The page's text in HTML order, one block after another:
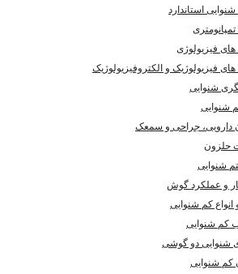
استاندارد
فیزیولوژی
فیزیولوژیک و الکتروفیزیولوژیک
شنوایی
شنوایی
دارویی، جراحی و سمعک
حلزون
شنوایی
و عملکرد گوش
انواع کم شنوایی
کم شنوایی
شنوایی دو گوشی
کم شنوایی